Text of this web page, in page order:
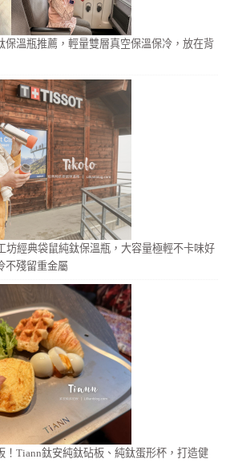
保溫瓶推薦，輕量雙層真空保溫保冷，放在背
坊經典袋鼠純鈦保溫瓶，大容量極輕不卡味好
不殘留重金屬
！Tiann鈦安純鈦砧板、純鈦蛋形杯，打造健